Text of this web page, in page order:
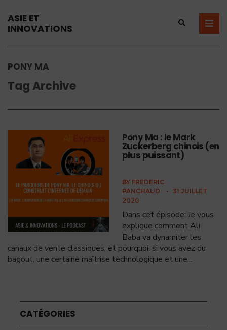
ASIE ET
INNOVATIONS
PONY MA
Tag Archive
Pony Ma : le Mark
Zuckerberg chinois (en
plus puissant)
BY FREDERIC
PANCHAUD
•
31 JUILLET
2020
Dans cet épisode: Je vous
explique comment Ali
Baba va dynamiter les
canaux de vente classiques, et pourquoi, si vous avez du
bagout, une certaine maîtrise technologique et une...
CATÉGORIES